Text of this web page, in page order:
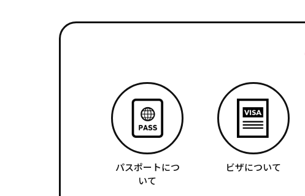
パスポートにつ
いて
ビザについて